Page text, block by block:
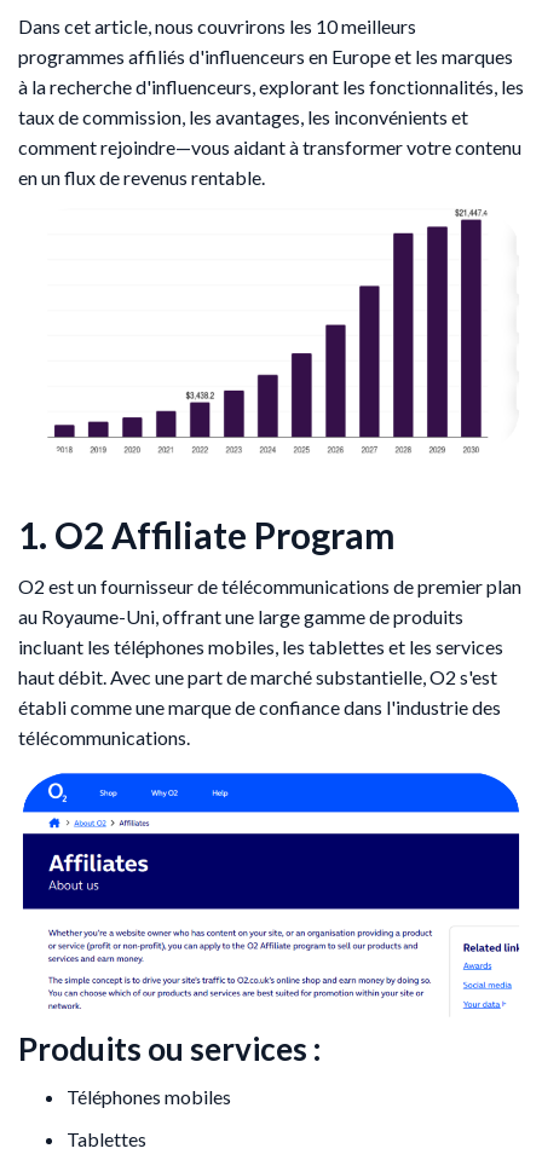
Dans cet article, nous couvrirons les 10 meilleurs
programmes affiliés d'influenceurs en Europe et les marques
à la recherche d'influenceurs, explorant les fonctionnalités, les
taux de commission, les avantages, les inconvénients et
comment rejoindre—vous aidant à transformer votre contenu
en un flux de revenus rentable.
1. O2 Affiliate Program
O2 est un fournisseur de télécommunications de premier plan
au Royaume-Uni, offrant une large gamme de produits
incluant les téléphones mobiles, les tablettes et les services
haut débit. Avec une part de marché substantielle, O2 s'est
établi comme une marque de confiance dans l'industrie des
télécommunications.
Produits ou services :
Téléphones mobiles
Tablettes